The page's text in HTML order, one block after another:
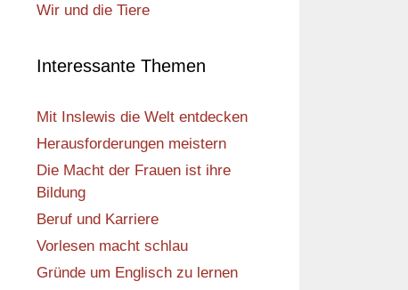
Wir und die Tiere
Interessante Themen
Mit Inslewis die Welt entdecken
Herausforderungen meistern
Die Macht der Frauen ist ihre
Bildung
Beruf und Karriere
Vorlesen macht schlau
Gründe um Englisch zu lernen